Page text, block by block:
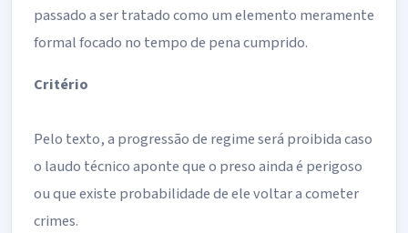
passado a ser tratado como um elemento meramente
formal focado no tempo de pena cumprido.
Critério
Pelo texto, a progressão de regime será proibida caso
o laudo técnico aponte que o preso ainda é perigoso
ou que existe probabilidade de ele voltar a cometer
crimes.